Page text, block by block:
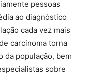
pessoas
ao diagnóstico
cada vez mais
carcinoma torna
da população, bem
sobre